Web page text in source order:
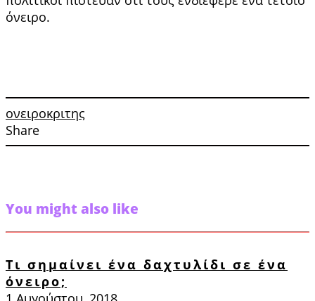
όνειρο.
ονειροκριτης
Share
You might also like
Τι σημαίνει ένα δαχτυλίδι σε ένα
όνειρο;